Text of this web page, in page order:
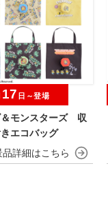
＆モンスターズ 収
エコバッグ
17 日～登場